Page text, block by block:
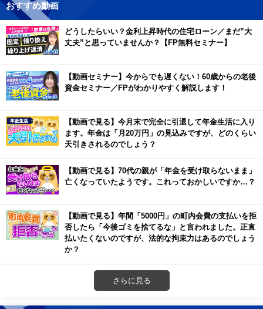
おすすめ動画
どうしたらいい？金利上昇時代の住宅ローン／まだ”大
丈夫”と思っていませんか？【FP無料セミナー】
【動画セミナー】今からでも遅くない！60歳からの老後
資金セミナー／FPがわかりやすく解説します！
【動画で見る】今月末で完全に引退して年金生活に入り
ます。年金は「月20万円」の見込みですが、どのくらい
天引きされるのでしょう？
【動画で見る】70代の親が「年金を受け取らないまま」
亡くなっていたようです。これっておかしいですか…？
【動画で見る】年間「5000円」の町内会費の支払いを拒
否したら「今後ゴミを捨てるな」と言われました。正直
払いたくないのですが、法的な拘束力はあるのでしょう
か？
さらに見る